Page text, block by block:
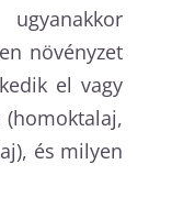
növényzet
el vagy
és milyen